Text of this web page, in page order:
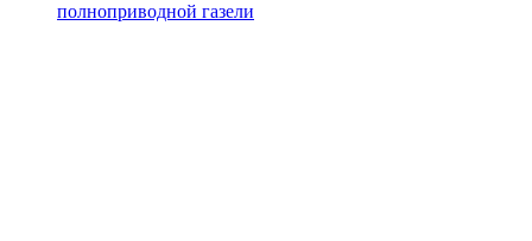
полноприводной газели